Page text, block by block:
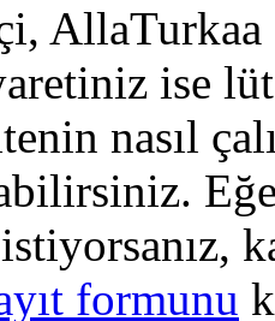
ise
nasıl
formunu